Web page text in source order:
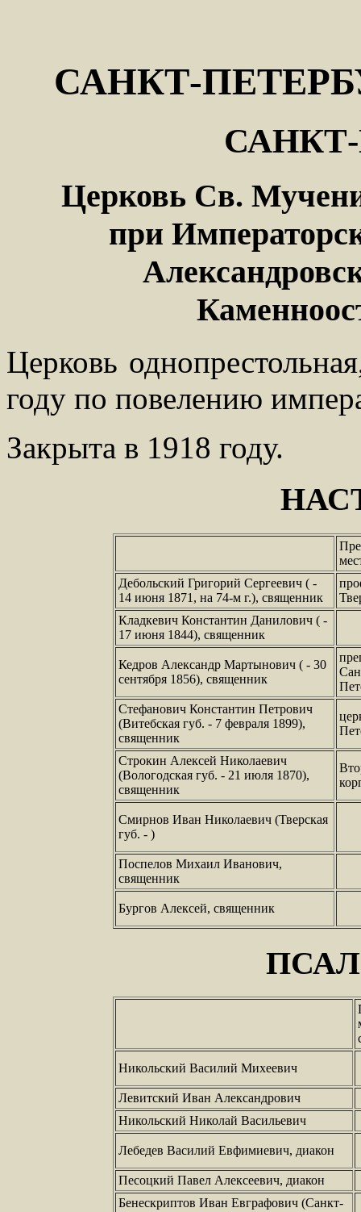
САНКТ-
Церковь Св.
при
Церковь
году по повелению
Закрыта в 1918 году.
Дебольский Григорий Сергеевич ( -
14 июня 1871, на 74-м г.), священник
Кладкевич Константин Данилович ( -
17 июня 1844), священник
Кедров Александр Мартынович ( - 30
сентября 1856), священник
Стефанович Константин Петрович
(Витебская губ. - 7 февраля 1899),
священник
Строкин Алексей Николаевич
(Вологодская губ. - 21 июля 1870),
священник
Смирнов Иван Николаевич (Тверская
губ. - )
Поспелов Михаил Иванович,
священник
Бургов Алексей, священник
Никольский Василий Михеевич
Левитский Иван Александрович
Никольский Николай Васильевич
Лебедев Василий Евфимиевич, диакон
Песоцкий Павел Алексеевич, диакон
Бенескриптов Иван Евграфович (Санкт-